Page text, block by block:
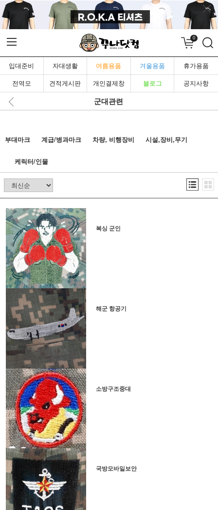
0
입대준비 자대생활 여름용품 겨울용품 휴가용품
전역모 견적게시판 개인결제창 블로그 공지사항
군대관련
부대마크 계급/병과마크 차량, 비행장비 시설,장비,무기
케릭터/인물
복싱 군인
해군 항공기
소방구조중대
국방모바일보안